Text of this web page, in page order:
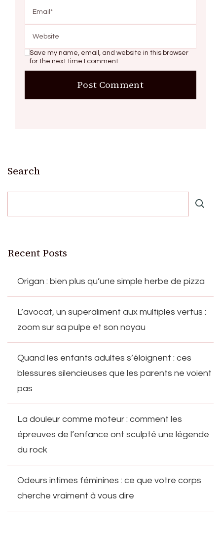
Save my name, email, and website in this browser
for the next time I comment.
Search
Recent Posts
Origan : bien plus qu’une simple herbe de pizza
L’avocat, un superaliment aux multiples vertus :
zoom sur sa pulpe et son noyau
Quand les enfants adultes s’éloignent : ces
blessures silencieuses que les parents ne voient
pas
La douleur comme moteur : comment les
épreuves de l’enfance ont sculpté une légende
du rock
Odeurs intimes féminines : ce que votre corps
cherche vraiment à vous dire